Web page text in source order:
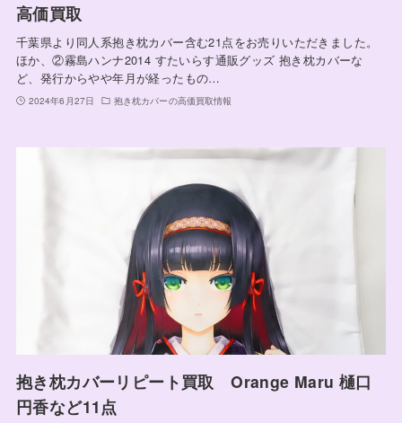
高価買取
千葉県より同人系抱き枕カバー含む21点をお売りいただきました。
ほか、②霧島ハンナ2014 すたいらす通販グッズ 抱き枕カバーな
ど、発行からやや年月が経ったもの…
2024年6月27日 抱き枕カバーの高価買取情報
抱き枕カバーリピート買取 Orange Maru 樋口
円香など11点